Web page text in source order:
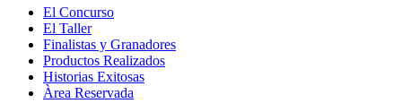
El Concurso
El Taller
Finalistas y Granadores
Productos Realizados
Historias Exitosas
Àrea Reservada